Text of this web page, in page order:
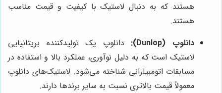
هستند که به دنبال لاستیک با کیفیت و قیمت مناسب
هستند.
دانلوپ (Dunlop):
دانلوپ یک تولیدکننده بریتانیایی
لاستیک است که به دلیل نوآوری، عملکرد بالا و استفاده در
مسابقات اتومبیلرانی شناخته می‌شود. لاستیک‌های دانلوپ
معمولاً قیمت بالاتری نسبت به سایر برندها دارند.